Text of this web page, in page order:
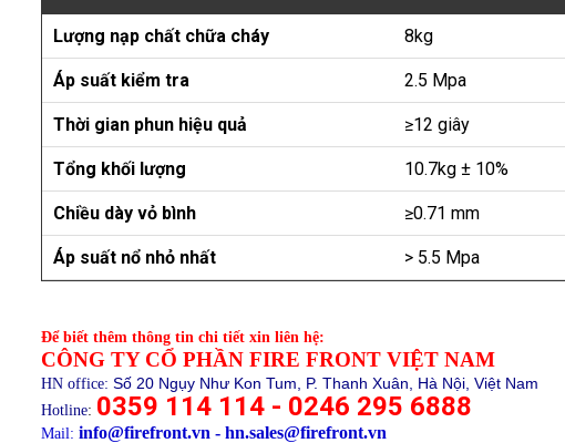
Lượng nạp chất chữa cháy 8kg
Áp suất kiểm tra 2.5 Mpa
Thời gian phun hiệu quả ≥12 giây
Tổng khối lượng 10.7kg ± 10%
Chiều dày vỏ bình ≥0.71 mm
Áp suất nổ nhỏ nhất > 5.5 Mpa
Để biết thêm thông tin chi tiết xin liên hệ:
CÔNG TY CỔ PHẦN FIRE FRONT VIỆT NAM
HN office: Số 20 Ngụy Như Kon Tum, P. Thanh Xuân, Hà Nội, Việt Nam
Hotline: 0359 114 114 - 0246 295 6888
Mail: info@firefront.vn - hn.sales@firefront.vn